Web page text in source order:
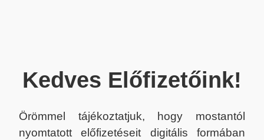
Kedves Előfizetőink!
Örömmel tájékoztatjuk, hogy mostantól
nyomtatott előfizetéseit digitális formában